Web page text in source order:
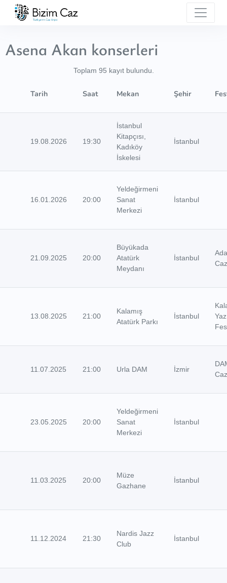
Asena Akan konserleri
Toplam 95 kayıt bulundu.
Tarih Saat Mekan Şehir
19.08.2026 19:30
İstanbul
Kitapçısı,
Kadıköy
İskelesi
İstanbul
16.01.2026 20:00
Yeldeğirmeni
Sanat
Merkezi
İstanbul
21.09.2025 20:00
Büyükada
Atatürk
Meydanı
İstanbul
13.08.2025 21:00
Kalamış
Atatürk Parkı
İstanbul
Yaz
11.07.2025 21:00 Urla DAM İzmir
23.05.2025 20:00
Yeldeğirmeni
Sanat
Merkezi
İstanbul
11.03.2025 20:00
Müze
Gazhane
İstanbul
11.12.2024 21:30
Nardis Jazz
Club
İstanbul